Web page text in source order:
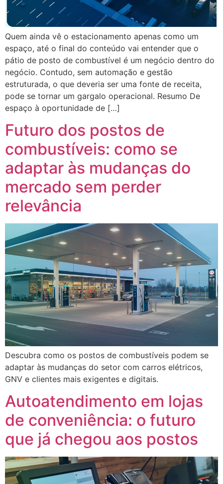
Quem ainda vê o estacionamento apenas como um
espaço, até o final do conteúdo vai entender que o
pátio de posto de combustível é um negócio dentro do
negócio. Contudo, sem automação e gestão
estruturada, o que deveria ser uma fonte de receita,
pode se tornar um gargalo operacional. Resumo De
espaço à oportunidade de […]
Futuro dos postos de
combustíveis: como se
adaptar às mudanças do
mercado sem perder
relevância
Descubra como os postos de combustíveis podem se
adaptar às mudanças do setor com carros elétricos,
GNV e clientes mais exigentes e digitais.
Autoatendimento em lojas
de conveniência: o futuro
que já chegou aos postos